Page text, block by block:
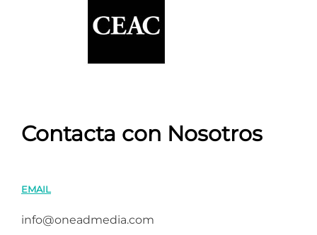
Contacta con Nosotros
EMAIL
info@oneadmedia.com